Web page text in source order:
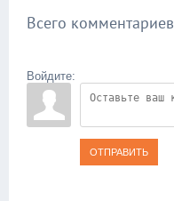
Всего комментариев
Войдите:
ОТПРАВИТЬ